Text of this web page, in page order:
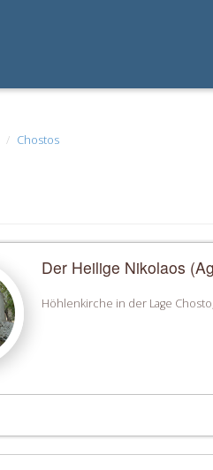
Chostos
Der Heilige Nikolaos
Höhlenkirche in der Lage